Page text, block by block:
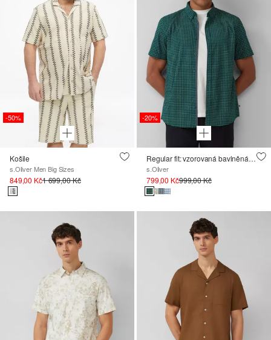
-50%
Košile
s.Oliver Men Big Sizes
849,00 Kč1 699,00 Kč
-20%
Regular fit: vzorovaná bavlněná košile s krátkými rukávy a límcem na knoflíky
s.Oliver
799,00 Kč999,00 Kč